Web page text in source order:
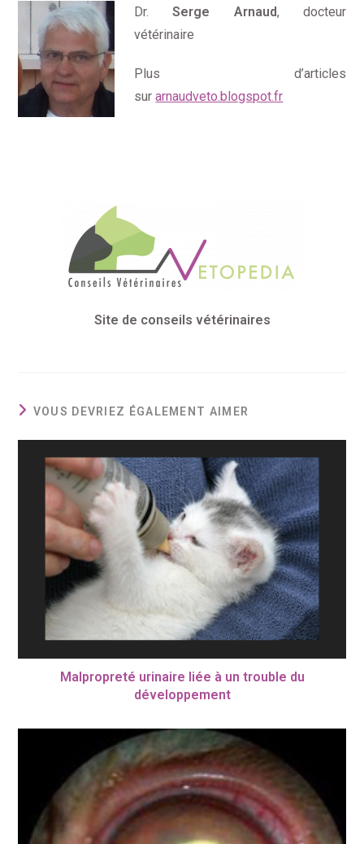
Dr.Serge Arnaud, docteur
vétérinaire
Plus d’articles
surarnaudveto.blogspot.fr
Site de conseils vétérinaires
VOUS DEVRIEZ ÉGALEMENT AIMER
Malpropreté urinaire liée à un trouble du
développement